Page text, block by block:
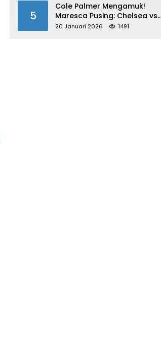
5
Cole Palmer Mengamuk!
Maresca Pusing: Chelsea vs
Bournemouth Jadi Sorotan
20 Januari 2026 1491